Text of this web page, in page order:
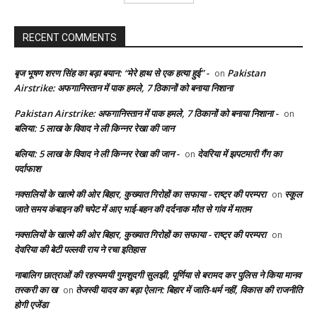
RECENT COMMENTS
बृज भूषण शरण सिंह का बड़ा बयान: “मेरे हाथ से एक हत्या हुई” - on Pakistan
Airstrike: अफगानिस्तान में पाक हमले, 7 ठिकानों को बनाया निशाना
Pakistan Airstrike: अफगानिस्तान में पाक हमले, 7 ठिकानों को बनाया निशाना - on
बलिया: 5 लाख के विवाद ने ली किन्नर रेखा की जान
बलिया: 5 लाख के विवाद ने ली किन्नर रेखा की जान - on देवरिया में झपटमारी गैंग का
पर्दाफाश
नक्सलियों के खात्मे की ओर बिहार, कुख्यात गिरोहों का सफाया - राष्ट्र की परम्परा on स्कूल
जाते समय कंबाइन की चपेट में आए भाई-बहन की दर्दनाक मौत से गांव में मातम
नक्सलियों के खात्मे की ओर बिहार, कुख्यात गिरोहों का सफाया - राष्ट्र की परम्परा on
देवरिया की बेटी पल्लवी राय ने रचा इतिहास
नाबालिग छात्राओं की रहस्यमयी गुमशुदगी सुलझी, पूर्णिया से बरामद कर पुलिस ने किया मानव
तस्करी का ख on तेजस्वी यादव का बड़ा ऐलान: बिहार में जाति-धर्म नहीं, विकास की राजनीति
होगी एजेंडा